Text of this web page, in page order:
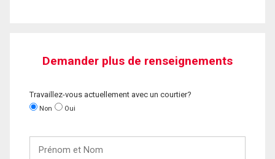
Demander plus de renseignements
Travaillez-vous actuellement avec un courtier?
Non Oui